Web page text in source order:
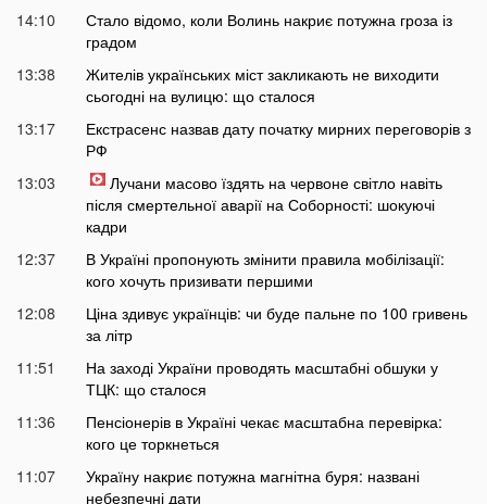
14:10
Стало відомо, коли Волинь накриє потужна гроза із
градом
13:38
Жителів українських міст закликають не виходити
сьогодні на вулицю: що сталося
13:17
Екстрасенс назвав дату початку мирних переговорів з
РФ
13:03
Лучани масово їздять на червоне світло навіть
після смертельної аварії на Соборності: шокуючі
кадри
12:37
В Україні пропонують змінити правила мобілізації:
кого хочуть призивати першими
12:08
Ціна здивує українців: чи буде пальне по 100 гривень
за літр
11:51
На заході України проводять масштабні обшуки у
ТЦК: що сталося
11:36
Пенсіонерів в Україні чекає масштабна перевірка:
кого це торкнеться
11:07
Україну накриє потужна магнітна буря: названі
небезпечні дати